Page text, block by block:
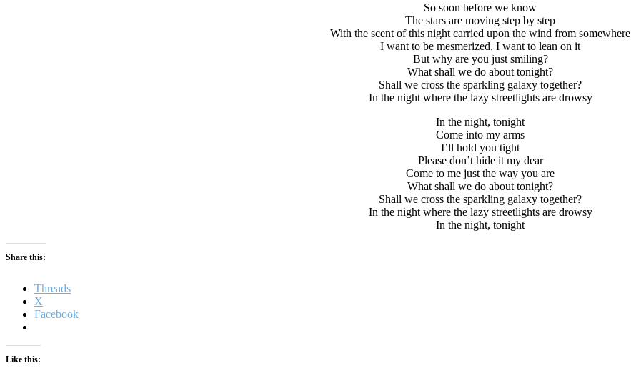
So soon before we know
The stars are moving step by step
With the scent of this night carried upon the wind from somewhere
I want to be mesmerized, I want to lean on it
But why are you just smiling?
What shall we do about tonight?
Shall we cross the sparkling galaxy together?
In the night where the lazy streetlights are drowsy
In the night, tonight
Come into my arms
I’ll hold you tight
Please don’t hide it my dear
Come to me just the way you are
What shall we do about tonight?
Shall we cross the sparkling galaxy together?
In the night where the lazy streetlights are drowsy
In the night, tonight
Share this:
Threads
X
Facebook
Like this: